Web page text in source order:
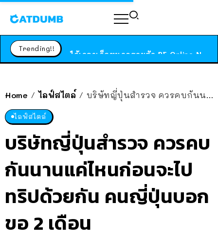
Trending!!
Home / ไลฟ์สไตล์ / บริษัทญี่ปุ่นสำรวจ ควรคบกันนานแค่ไหนก่อนจะไปทริปด้วยกัน คนญี่ปุ่นบอกขอ 2 เดือน
ไลฟ์สไตล์
บริษัทญี่ปุ่นสำรวจ ควรคบ
กันนานแค่ไหนก่อนจะไป
ทริปด้วยกัน คนญี่ปุ่นบอก
ขอ 2 เดือน